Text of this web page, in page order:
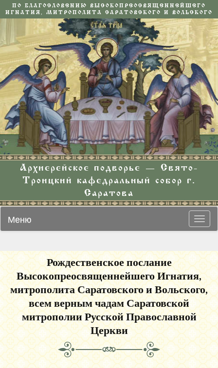
ПО БЛАГОСЛОВЕНИЮ ВЫСОКОПРЕОСВЯЩЕННЕЙШЕГО
ИГНАТИЯ, МИТРОПОЛИТА САРАТОВСКОГО И ВОЛЬСКОГО
Архиерейское подворье — Свято-
Троицкий кафедральный собор г.
Саратова
Меню
Рождественское послание
Высокопреосвященнейшего Игнатия,
митрополита Саратовского и Вольского,
всем верным чадам Саратовской
митрополии Русской Православной
Церкви